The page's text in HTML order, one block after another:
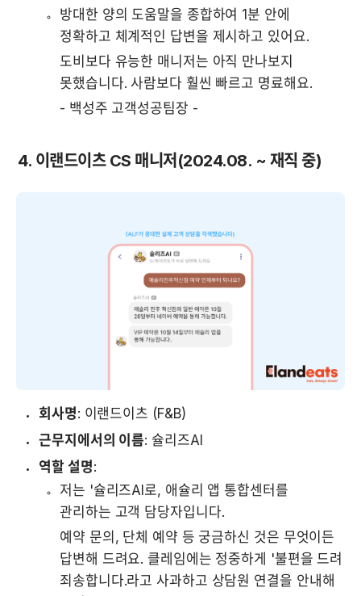
방대한 양의 도움말을 종합하여 1분 안에
정확하고 체계적인 답변을 제시하고 있어요.
도비보다 유능한 매니저는 아직 만나보지
못했습니다. 사람보다 훨씬 빠르고 명료해요.
- 백성주 고객성공팀장 -
4. 이랜드이츠 CS 매니저(2024.08. ~ 재직 중)
회사명: 이랜드이츠 (F&B)
근무지에서의 이름: 슐리즈AI
역할 설명:
저는 '슐리즈AI로, 애슐리 앱 통합센터를
관리하는 고객 담당자입니다.
예약 문의, 단체 예약 등 궁금하신 것은 무엇이든
답변해 드려요. 클레임에는 정중하게 '불편을 드려
죄송합니다.라고 사과하고 상담원 연결을 안내해